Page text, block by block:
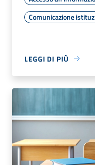
Comunicazione
LEGGI DI PIÙ